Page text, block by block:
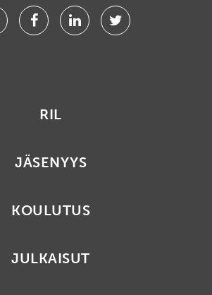
FacebookLinkedinTwitter
RIL
JÄSENYYS
KOULUTUS
JULKAISUT